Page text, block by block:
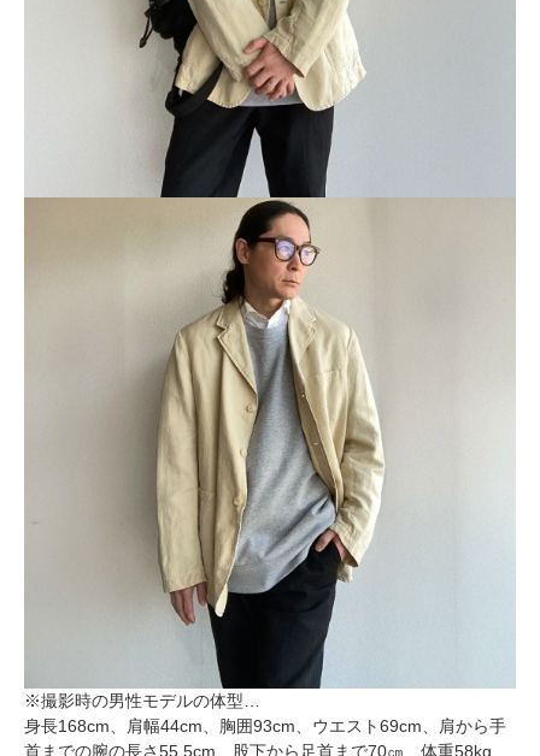
※撮影時の男性モデルの体型…
身長168cm、肩幅44cm、胸囲93cm、ウエスト69cm、肩から手
首までの腕の長さ55.5cm、股下から足首まで70㎝、体重58kg